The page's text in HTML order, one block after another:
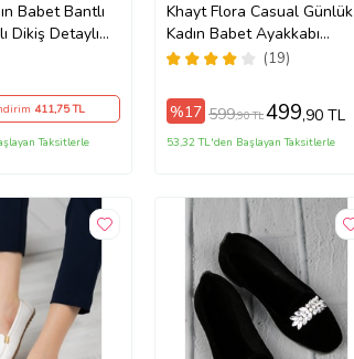
Babet Bantlı
Dikiş Detaylı
(Krem)
411,75 TL
Taksitlerle
Khayt Flora Casual Günlük
Kadın Babet Ayakkabı
(Lacivert)
(19)
%17 599,90 TL499,90 TL
53,32 TL'den Başlayan Taksitlerle